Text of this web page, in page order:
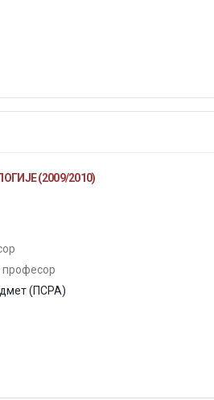
(2009/2010)
професор
(ПСРА)